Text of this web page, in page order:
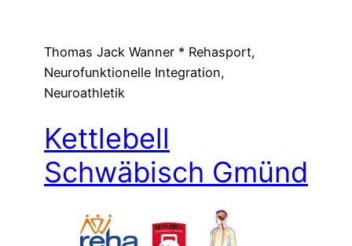
springenThomas Jack Wanner * Rehasport,
Neurofunktionelle Integration,
Neuroathletik
Kettlebell
Schwäbisch Gmünd